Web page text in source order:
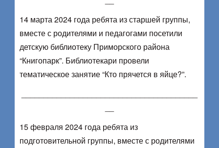
14 марта 2024 года ребята из старшей группы,
вместе с родителями и педагогами посетили
детскую библиотеку Приморского района
“Книгопарк”. Библиотекари провели
тематическое занятие “Кто прячется в яйце?”.
15 февраля 2024 года ребята из
подготовительной группы, вместе с родителями